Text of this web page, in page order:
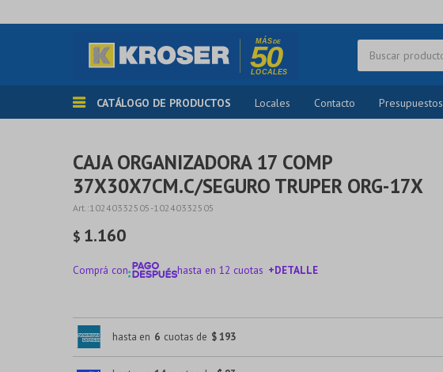
CATÁLOGO DE PRODUCTOS Locales Contacto Presupuestos
CAJA ORGANIZADORA 17 COMP
37X30X7CM.C/SEGURO TRUPER ORG-17X
10240332505-10240332505
$ 1.160
Comprá con hasta en 12 cuotas +DETALLE
hasta en 6 cuotas de $ 193